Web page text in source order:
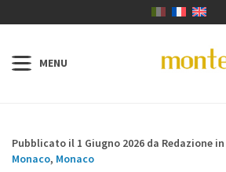
Pubblicato il 1 Giugno 2026 da Redazione in
Monaco, Monaco